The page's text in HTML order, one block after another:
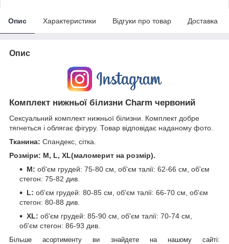
Опис Характеристики Відгуки про товар Доставка
Опис
Комплект нижньої білизни Charm червоний
Сексуальний комплект нижньої білизни. Комплект добре
тягнеться і облягає фігуру. Товар відповідає наданому фото.
Тканина: Спандекс, сітка.
Розміри: M, L, XL(маломерит на розмір).
M: об'єм грудей: 75-80 см, об'єм талії: 62-66 см, об'єм
стегон: 75-82 див.
L: об'єм грудей: 80-85 см, об'єм талії: 66-70 см, об'єм
стегон: 80-88 див.
XL: об'єм грудей: 85-90 см, об'єм талії: 70-74 см,
об'єм стегон: 86-93 див.
Більше асортименту ви знайдете на нашому сайті: